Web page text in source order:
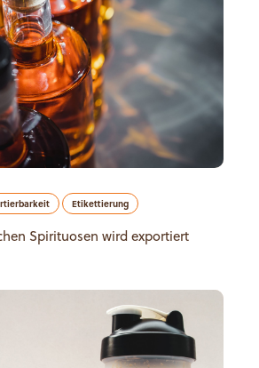
Etikettierung
Spirituosen wird exportiert